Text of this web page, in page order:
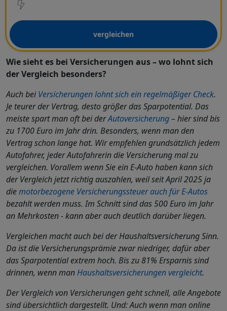
vergleichen
Wie sieht es bei Versicherungen aus – wo lohnt sich
der Vergleich besonders?
Auch bei Versicherungen lohnt sich ein regelmäßiger Check.
Je teurer der Vertrag, desto größer das Sparpotential. Das
meiste spart man oft bei derAutoversicherung– hier sind bis
zu 1700 Euro im Jahr drin. Besonders, wenn man den
Vertrag schon lange hat. Wir empfehlen grundsätzlich jedem
Autofahrer, jeder Autofahrerin die Versicherung mal zu
vergleichen. Vorallem wenn Sie ein E-Auto haben kann sich
der Vergleich jetzt richtig auszahlen, weil seit April 2025 ja
diemotorbezogene Versicherungssteuer auch für E-Autos
bezahlt werden muss. Im Schnitt sind das 500 Euro im Jahr
an Mehrkosten - kann aber auch deutlich darüber liegen.
Vergleichen macht auch bei der Haushaltsversicherung Sinn.
Da ist die Versicherungsprämie zwar niedriger, dafür aber
das Sparpotential extrem hoch. Bis zu 81% Ersparnis sind
drinnen, wenn manHaushaltsversicherungen vergleicht.
Der Vergleich von Versicherungen geht schnell, alle Angebote
sind übersichtlich dargestellt. Und: Auch wenn man online